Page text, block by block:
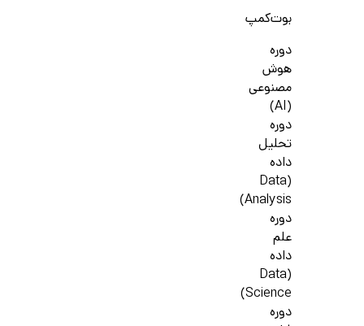
بوت‌کمپ
دوره
هوش
مصنوعی
(AI)
دوره
تحلیل
داده
(Data
Analysis)
دوره
علم
داده
(Data
Science)
دوره